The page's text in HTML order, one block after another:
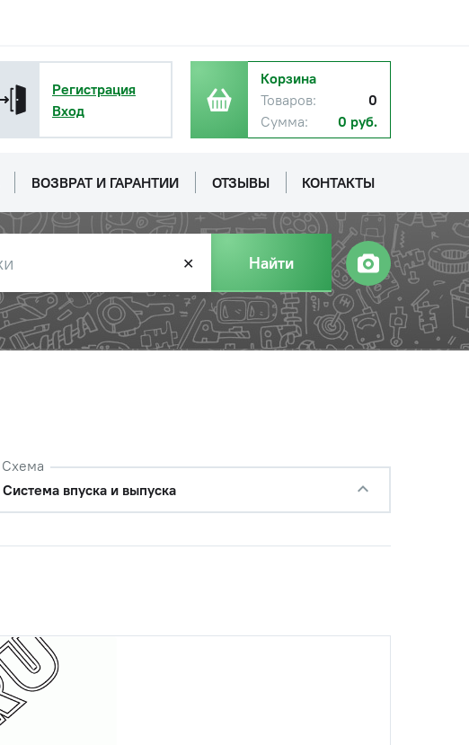
Регистрация
Вход
Корзина
Товаров:
0
Сумма:
0 руб.
ВОЗВРАТ И ГАРАНТИИ ОТЗЫВЫ КОНТАКТЫ
✕ Найти
Схема
Система впуска и выпуска